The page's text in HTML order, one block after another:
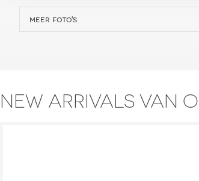
meer foto's
NEW ARRIVALS VAN